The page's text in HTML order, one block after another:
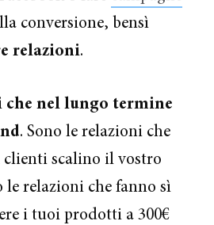
conversione, bensì
relazioni.
che nel lungo termine
. Sono le relazioni che
scalino il vostro
le relazioni che fanno sì
i tuoi prodotti a 300€